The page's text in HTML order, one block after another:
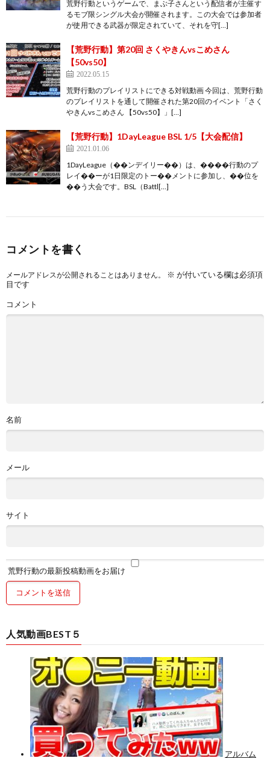
荒野行動というゲームで、まぶ子さんという配信者が主催す
るモブ限シングル大会が開催されます。この大会では参加者
が使用できる武器が限定されていて、それを守[…]
【荒野行動】第20回 さくやきんvsこめさん
【50vs50】
2022.05.15
荒野行動のプレイリストにできる対戦動画 今回は、荒野行動
のプレイリストを通して開催された第20回のイベント「さく
やきんvsこめさん 【50vs50】」[…]
【荒野行動】1DayLeague BSL 1/5【大会配信】
2021.01.06
1DayLeague（��ンデイリー��）は、����行動のプ
レイ��ーが1日限定のトー��メントに参加し、��位を
��う大会です。BSL（Battl[…]
コメントを書く
メールアドレスが公開されることはありません。 ※ が付いている欄は必須項
目です
コメント
名前
メール
サイト
荒野行動の最新投稿動画をお届け
人気動画BEST５